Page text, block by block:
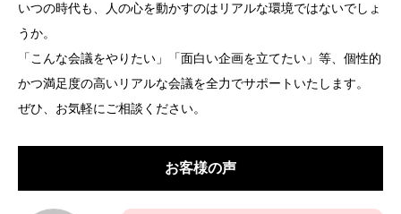
いつの時代も、人の心を動かすのはリアルな環境ではないでしょ
うか。
「こんな会議をやりたい」「面白い企画を立てたい」等、個性的
かつ満足度の高いリアルな会議を全力でサポートいたします。
ぜひ、お気軽にご相談ください。
お客様の声